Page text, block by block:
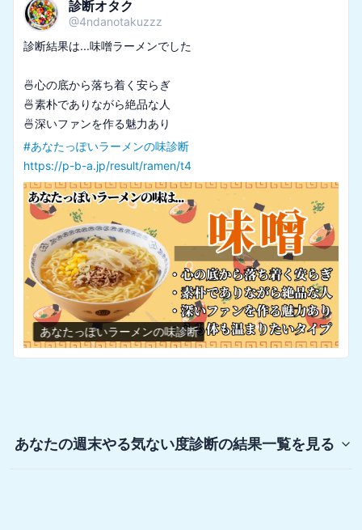
診断オタク
@4ndanotakuzzz
診断結果は...味噌ラーメンでした
🍜心の底から落ち着く安らぎ
🍜素朴でありながら絶品な人
#あなたっぽいラーメンの味診断
https://p-b-a.jp/result/ramen/t4
あなたっぽいラーメンの味診断
あなたの週末やる気ない度診断の結果一覧を見る